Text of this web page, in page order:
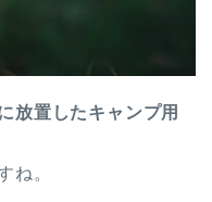
放置したキャンプ用
ね。